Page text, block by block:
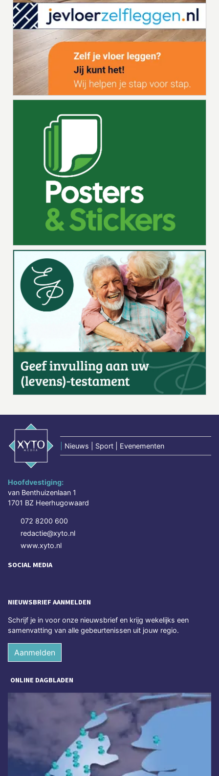
Nieuws | Sport | Evenementen
Hoofdvestiging:
van Benthuizenlaan 1
1701 BZ Heerhugowaard
072 8200 600
redactie@xyto.nl
www.xyto.nl
SOCIAL MEDIA
NIEUWSBRIEF AANMELDEN
Schrijf je in voor onze nieuwsbrief en krijg wekelijks een
samenvatting van alle gebeurtenissen uit jouw regio.
Aanmelden
ONLINE DAGBLADEN